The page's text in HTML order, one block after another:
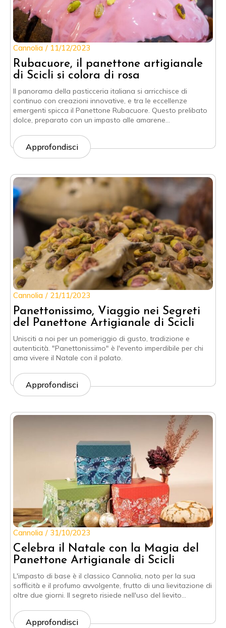
Rubacuore, il panettone artigianale
di Scicli si colora di rosa
Cannolia 11/12/2023
Il panorama della pasticceria italiana si arricchisce di
continuo con creazioni innovative, e tra le eccellenze
emergenti spicca il Panettone Rubacuore. Questo prelibato
dolce, preparato con un impasto alle amarene…
Approfondisci
Panettonissimo, Viaggio nei Segreti
del Panettone Artigianale di Scicli
Cannolia 21/11/2023
Unisciti a noi per un pomeriggio di gusto, tradizione e
autenticità. "Panettonissimo" è l'evento imperdibile per chi
ama vivere il Natale con il palato.
Approfondisci
Celebra il Natale con la Magia del
Panettone Artigianale di Scicli
Cannolia 31/10/2023
L'impasto di base è il classico Cannolia, noto per la sua
sofficità e il profumo avvolgente, frutto di una lievitazione di
oltre due giorni. Il segreto risiede nell'uso del lievito…
Approfondisci